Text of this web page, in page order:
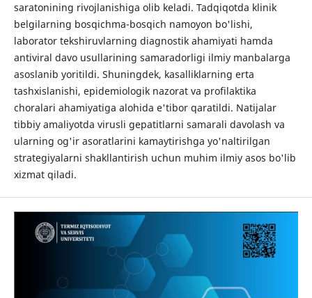
saratonining rivojlanishiga olib keladi. Tadqiqotda klinik
belgilarning bosqichma-bosqich namoyon bo'lishi,
laborator tekshiruvlarning diagnostik ahamiyati hamda
antiviral davo usullarining samaradorligi ilmiy manbalarga
asoslanib yoritildi. Shuningdek, kasalliklarning erta
tashxislanishi, epidemiologik nazorat va profilaktika
choralari ahamiyatiga alohida e'tibor qaratildi. Natijalar
tibbiy amaliyotda virusli gepatitlarni samarali davolash va
ularning og'ir asoratlarini kamaytirishga yo'naltirilgan
strategiyalarni shakllantirish uchun muhim ilmiy asos bo'lib
xizmat qiladi.